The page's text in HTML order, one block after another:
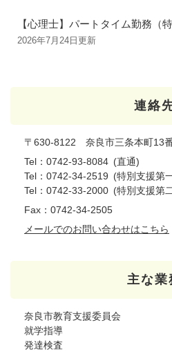
【心理士】パートタイム勤務（
2026年7月24日更新
連絡
〒630-8122 奈良市三条本町13
Tel：0742-93-8084
直通
Tel：0742-34-2519
特別支援第
Tel：0742-33-2000
特別支援第
Fax：0742-34-2505
メールでのお問い合わせはこちら
主な業
奈良市教育支援委員会
就学指導
発達検査